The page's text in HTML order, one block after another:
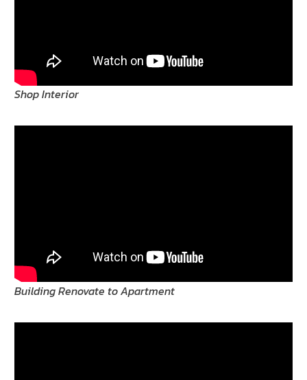
Shop Interior
Building Renovate to Apartment